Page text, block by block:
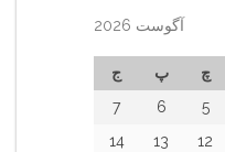
آگوست 2026
چ پ
ج
5
6
7
12
13
14